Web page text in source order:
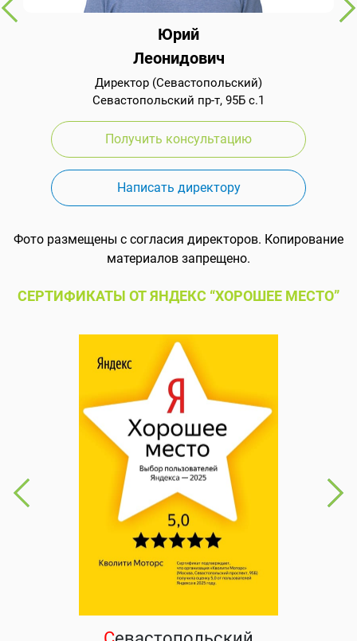
Юрий
Леонидович
Директор (Севастопольский)
Севастопольский пр-т, 95Б с.1
Получить консультацию
Написать директору
Фото размещены с согласия директоров. Копирование
материалов запрещено.
СЕРТИФИКАТЫ ОТ ЯНДЕКС “ХОРОШЕЕ МЕСТО”